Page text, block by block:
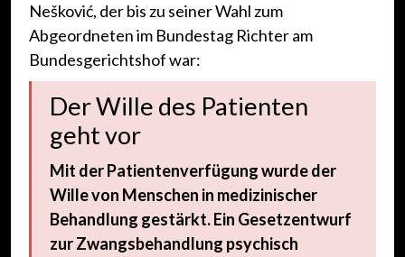
Nešković, der bis zu seiner Wahl zum
Abgeordneten im Bundestag Richter am
Bundesgerichtshof war:
Der Wille des Patienten
geht vor
Mit der Patientenverfügung wurde der
Wille von Menschen in medizinischer
Behandlung gestärkt. Ein Gesetzentwurf
zur Zwangsbehandlung psychisch